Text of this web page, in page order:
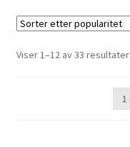
Viser 1–12 av 33 resultater
1